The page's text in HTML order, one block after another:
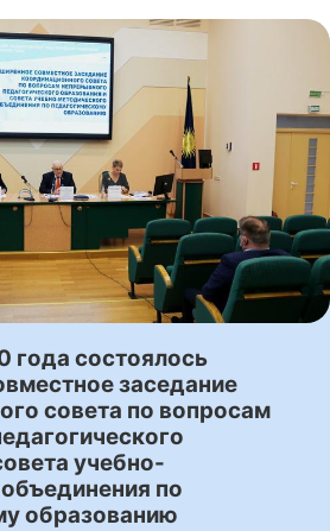
года состоялось
заседание
совета по вопросам
учебно-
по
образованию